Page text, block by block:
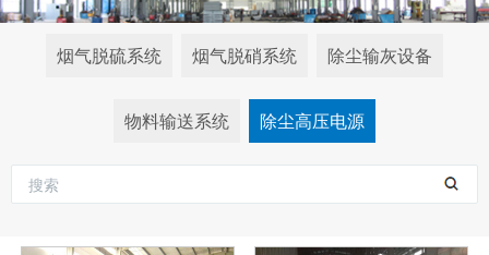
烟气脱硫系统 烟气脱硝系统 除尘输灰设备
物料输送系统 除尘高压电源